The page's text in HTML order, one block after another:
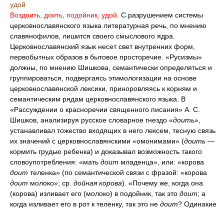
удой
Воздоить, доить, подойник, удой. С разрушением системы
церковнославянского языка литературная речь, по мнению
славянофилов, лишится своего смыслового ядра.
Церковнославянский язык несет свет внутренних форм,
первобытных образов в бытовое просторечие. «Русизмы»
должны, по мнению Шишкова, семантически определяться и
группироваться, подвергаясь этимологизации на основе
церковнославянской лексики, приноровляясь к корням и
семантическим рядам церковнославянского языка. В
«Рассуждении о красноречии священного писания» А. С.
Шишков, анализируя русское словарное гнездо «доить»,
устанавливал тожество входящих в него лексем, тесную связь
их значений с церковнославянскими «омонимами» (доить —
кормить грудью ребенка) и доказывал возможность такого
словоупотребления: «мать доит младенца», или: «корова
доит теленка» (по семантической связи с фразой: «корова
доит молоко»; ср. дойная корова). «Почему же, когда она
(корова) изливает его (молоко) в подойник, так это доит; а
когда изливает его в рот к теленку, так это не доит? Одинакие